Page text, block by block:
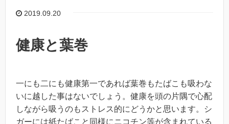
2019.09.20
健康と葉巻
一にも二にも健康第一であれば葉巻もたばこも吸わな
いに越した事はないでしょう。健康を頭の片隅で心配
しながら吸うのもストレス的にどうかと思います。シ
ガーには紙たばこと同様にニコチン等が含まれている